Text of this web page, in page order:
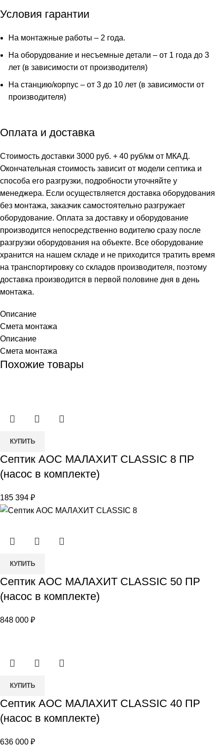
12
Условия гарантии
На монтажные работы – 2 года.
На оборудование и несъемные детали – от 1 года до 3
лет (в зависимости от производителя)
На станцию/корпус – от 3 до 10 лет (в зависимости от
производителя)
Оплата и доставка
Стоимость доставки 3000 руб. + 40 руб/км от МКАД.
Окончательная стоимость зависит от модели септика и
способа его разгрузки, подробности уточняйте у
менеджера. Если осуществляется доставка оборудования
без монтажа, заказчик самостоятельно разгружает
оборудование. Оплата за доставку и оборудование
производится непосредственно водителю сразу после
разгрузки оборудования на объекте. Все оборудование
хранится на нашем складе и не приходится тратить время
на транспортировку со складов производителя, поэтому
доставка производится в первой половине дня в день
монтажа.
Описание
Смета монтажа
Описание
Смета монтажа
Похожие товары
Количество
Септик
АОС
CLASSIC
8
комплекте)
КУПИТЬ
Септик АОС МАЛАХИТ CLASSIC 8 ПР
(насос в комплекте)
185 394 ₽
Количество
Септик
АОС
CLASSIC
(насос
комплекте)
КУПИТЬ
Септик АОС МАЛАХИТ CLASSIC 50 ПР
(насос в комплекте)
848 000 ₽
Количество
Септик
АОС
CLASSIC
КУПИТЬ
Септик АОС МАЛАХИТ CLASSIC 40 ПР
(насос в комплекте)
636 000 ₽